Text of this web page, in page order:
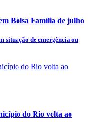
Bolsa Família de julho
situação de emergência ou
do Rio volta ao